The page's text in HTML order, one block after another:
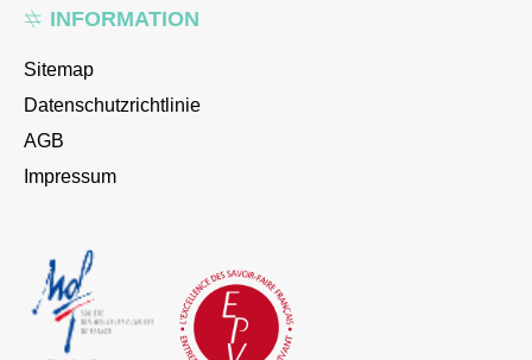
INFORMATION
Sitemap
Datenschutzrichtlinie
AGB
Impressum